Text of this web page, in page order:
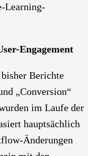
Learning-
Engagement
Berichte
„Conversion“
im Laufe der
hauptsächlich
Änderungen